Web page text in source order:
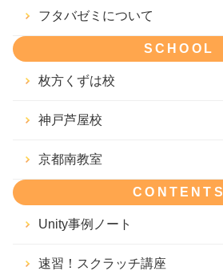
フタバゼミについて
SCHOOL
枚方くずは校
神戸芦屋校
京都南教室
CONTENTS
Unity事例ノート
速習！スクラッチ講座